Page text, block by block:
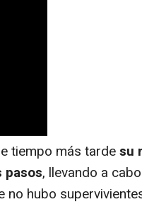
tiempo más tardesu
pasos, llevando a
no hubo